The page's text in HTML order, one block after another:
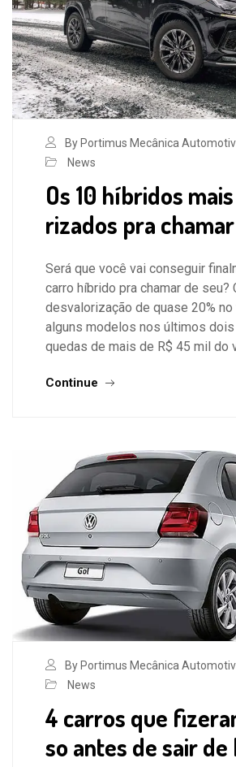
By Portimus Mecânica
News
Os 10 híbridos
rizados pra
Será que você vai conseguir
carro híbrido pra chamar de seu?
desvalorização de quase 20% no
alguns modelos nos últimos dois
quedas de mais de R$ 45 mil do
Continue
By Portimus Mecânica
News
4 carros que
so antes de sair de